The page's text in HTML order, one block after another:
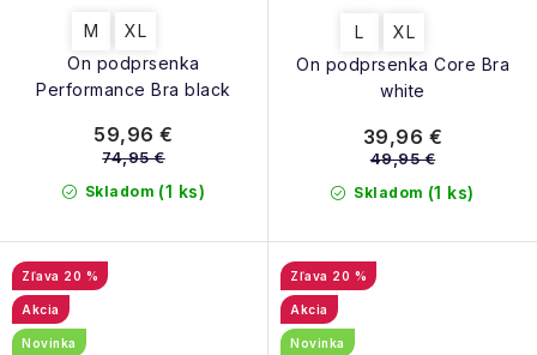
On podprsenka
Performance Bra black
M XL
Skladom (1 ks)
59,96 €
74,95 €
On podprsenka Core Bra
white
L XL
Skladom (1 ks)
39,96 €
49,95 €
20 %
Akcia
Novinka
20 %
Akcia
Novinka